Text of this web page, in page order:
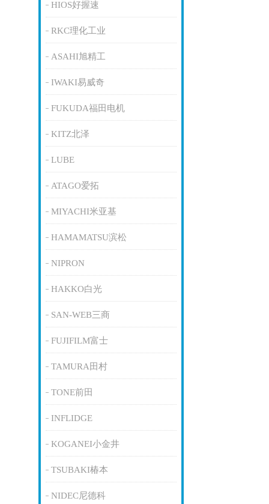
HIOS好握速
RKC理化工业
ASAHI旭精工
IWAKI易威奇
FUKUDA福田电机
KITZ北泽
LUBE
ATAGO爱拓
MIYACHI米亚基
HAMAMATSU滨松
NIPRON
HAKKO白光
SAN-WEB三商
FUJIFILM富士
TAMURA田村
TONE前田
INFLIDGE
KOGANEI小金井
TSUBAKI椿本
NIDEC尼德科